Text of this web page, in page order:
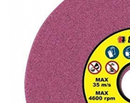
Motocositori
Motosape si Motocultoare
Motoburghie
Masini de batut stalpi
Sisteme combinate &
multifunctionale
Tocatoare de crengi si resturi